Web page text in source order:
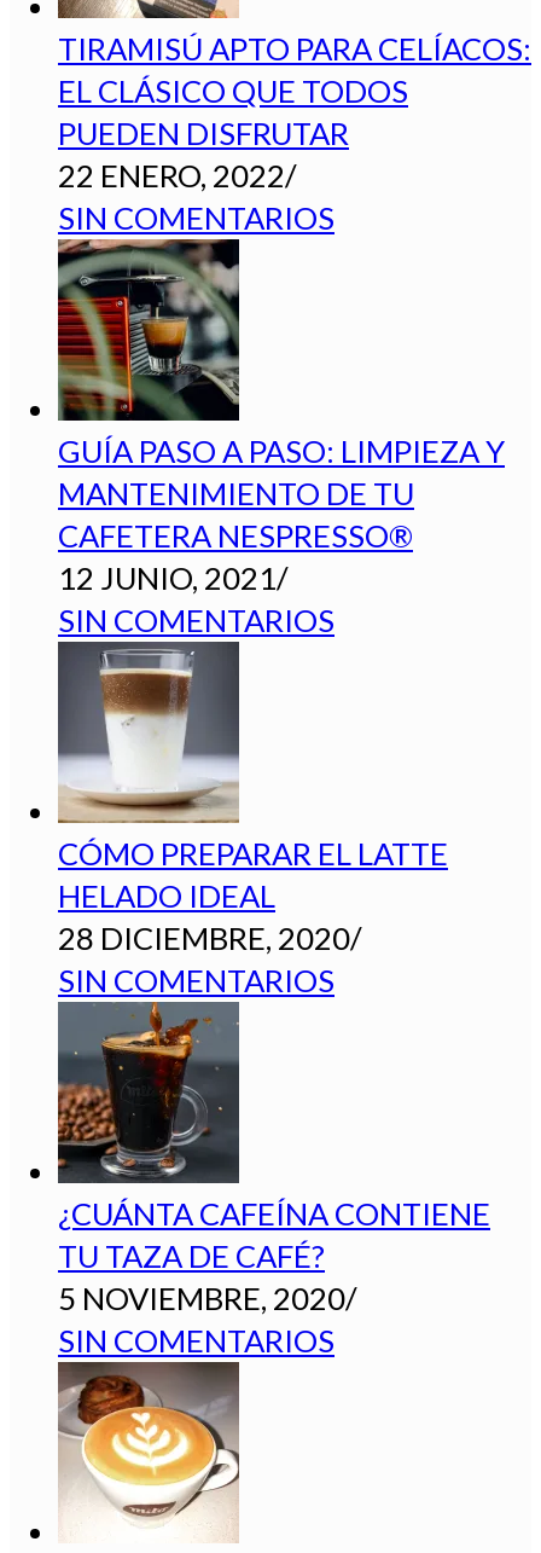
TIRAMISÚ APTO PARA CELÍACOS:
EL CLÁSICO QUE TODOS
PUEDEN DISFRUTAR
22 ENERO, 2022/
SIN COMENTARIOS
GUÍA PASO A PASO: LIMPIEZA Y
MANTENIMIENTO DE TU
CAFETERA NESPRESSO®
12 JUNIO, 2021/
SIN COMENTARIOS
CÓMO PREPARAR EL LATTE
HELADO IDEAL
28 DICIEMBRE, 2020/
SIN COMENTARIOS
¿CUÁNTA CAFEÍNA CONTIENE
TU TAZA DE CAFÉ?
5 NOVIEMBRE, 2020/
SIN COMENTARIOS